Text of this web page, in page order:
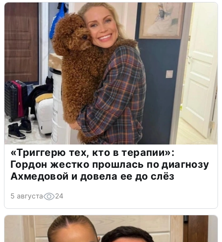
«Триггерю тех, кто в терапии»:
Гордон жестко прошлась по диагнозу
Ахмедовой и довела ее до слёз
5 августа 24